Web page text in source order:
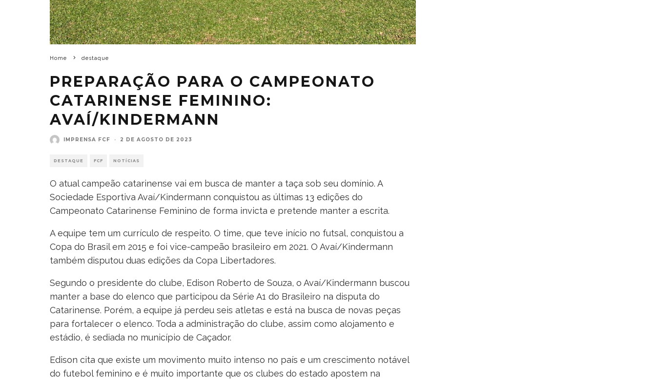
Home destaque
PREPARAÇÃO PARA O CAMPEONATO
CATARINENSE FEMININO:
AVAÍ/KINDERMANN
IMPRENSA FCF · 2 DE AGOSTO DE 2023
DESTAQUE FCF NOTÍCIAS
O atual campeão catarinense vai em busca de manter a taça sob seu domínio. A
Sociedade Esportiva Avaí/Kindermann conquistou as últimas 13 edições do
Campeonato Catarinense Feminino de forma invicta e pretende manter a escrita.
A equipe tem um currículo de respeito. O time, que teve início no futsal, conquistou a
Copa do Brasil em 2015 e foi vice-campeão brasileiro em 2021. O Avaí/Kindermann
também disputou duas edições da Copa Libertadores.
Segundo o presidente do clube, Edison Roberto de Souza, o Avaí/Kindermann buscou
manter a base do elenco que participou da Série A1 do Brasileiro na disputa do
Catarinense. Porém, a equipe já perdeu seis atletas e está na busca de novas peças
para fortalecer o elenco. Toda a administração do clube, assim como alojamento e
estádio, é sediada no município de Caçador.
Edison cita que existe um movimento muito intenso no país e um crescimento notável
do futebol feminino e é muito importante que os clubes do estado apostem na